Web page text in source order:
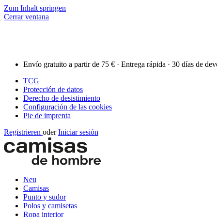
Zum Inhalt springen
Cerrar ventana
Envío gratuito a partir de 75 € · Entrega rápida · 30 días de
TCG
Protección de datos
Derecho de desistimiento
Configuración de las cookies
Pie de imprenta
Registrieren oder Iniciar sesión
Neu
Camisas
Punto y sudor
Polos y camisetas
Ropa interior